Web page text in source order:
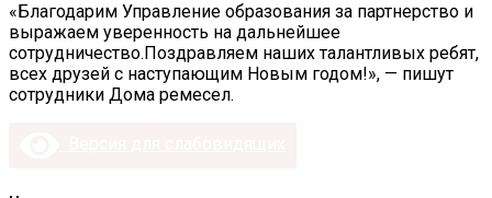
«Благодарим Управление образования за партнерство и
выражаем уверенность на дальнейшее
сотрудничество.Поздравляем наших талантливых ребят,
всех друзей с наступающим Новым годом!», — пишут
сотрудники Дома ремесел.